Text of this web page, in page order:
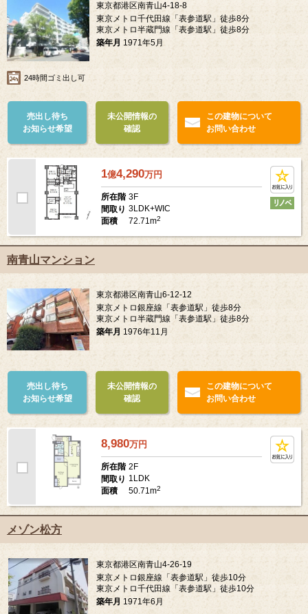
東京都港区南青山4-18-8
東京メトロ千代田線「表参道駅」徒歩8分
東京メトロ半蔵門線「表参道駅」徒歩8分
築年月 1971年5月
24時間ゴミ出し可
売出し待ち
お知らせ希望
未公開情報の
確認
この建物について
お問い合わせ
1億4,290万円
所在階 3F
間取り 3LDK+WIC
面積
72.71m2
南青山マンション
東京都港区南青山6-12-12
東京メトロ銀座線「表参道駅」徒歩8分
東京メトロ半蔵門線「表参道駅」徒歩8分
築年月 1976年11月
売出し待ち
お知らせ希望
未公開情報の
確認
この建物について
お問い合わせ
8,980万円
所在階 2F
間取り 1LDK
面積
50.71m2
メゾン松方
東京都港区南青山4-26-19
東京メトロ銀座線「表参道駅」徒歩10分
東京メトロ千代田線「表参道駅」徒歩10分
築年月 1971年6月